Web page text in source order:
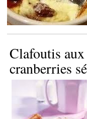
Clafoutis
cranberries